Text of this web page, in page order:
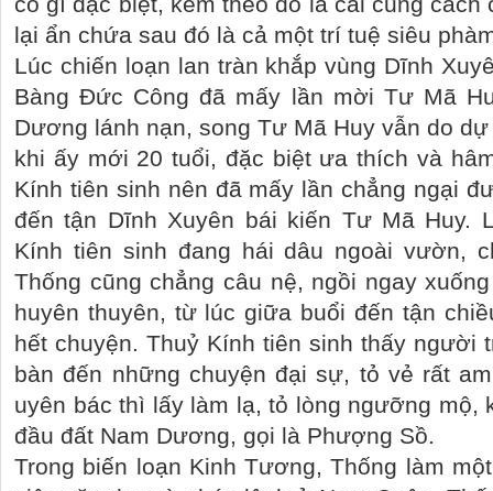
lại ẩn chứa sau đó là cả một trí tuệ siêu
Lúc chiến loạn lan tràn khắp vùng Dĩnh
Bàng Đức Công đã mấy lần mời Tư Mã
Dương lánh nạn, song Tư Mã Huy vẫn do
khi ấy mới 20 tuổi, đặc biệt ưa thích và
Kính tiên sinh nên đã mấy lần chẳng ngại
đến tận Dĩnh Xuyên bái kiến Tư Mã Huy.
Kính tiên sinh đang hái dâu ngoài vườn,
Thống cũng chẳng câu nệ, ngồi ngay
huyên thuyên, từ lúc giữa buổi đến tận
hết chuyện. Thuỷ Kính tiên sinh thấy người
bàn đến những chuyện đại sự, tỏ vẻ rất
uyên bác thì lấy làm lạ, tỏ lòng ngưỡng mộ,
đầu đất Nam Dương, gọi là Phượng Sồ.
Trong biến loạn Kinh Tương, Thống làm